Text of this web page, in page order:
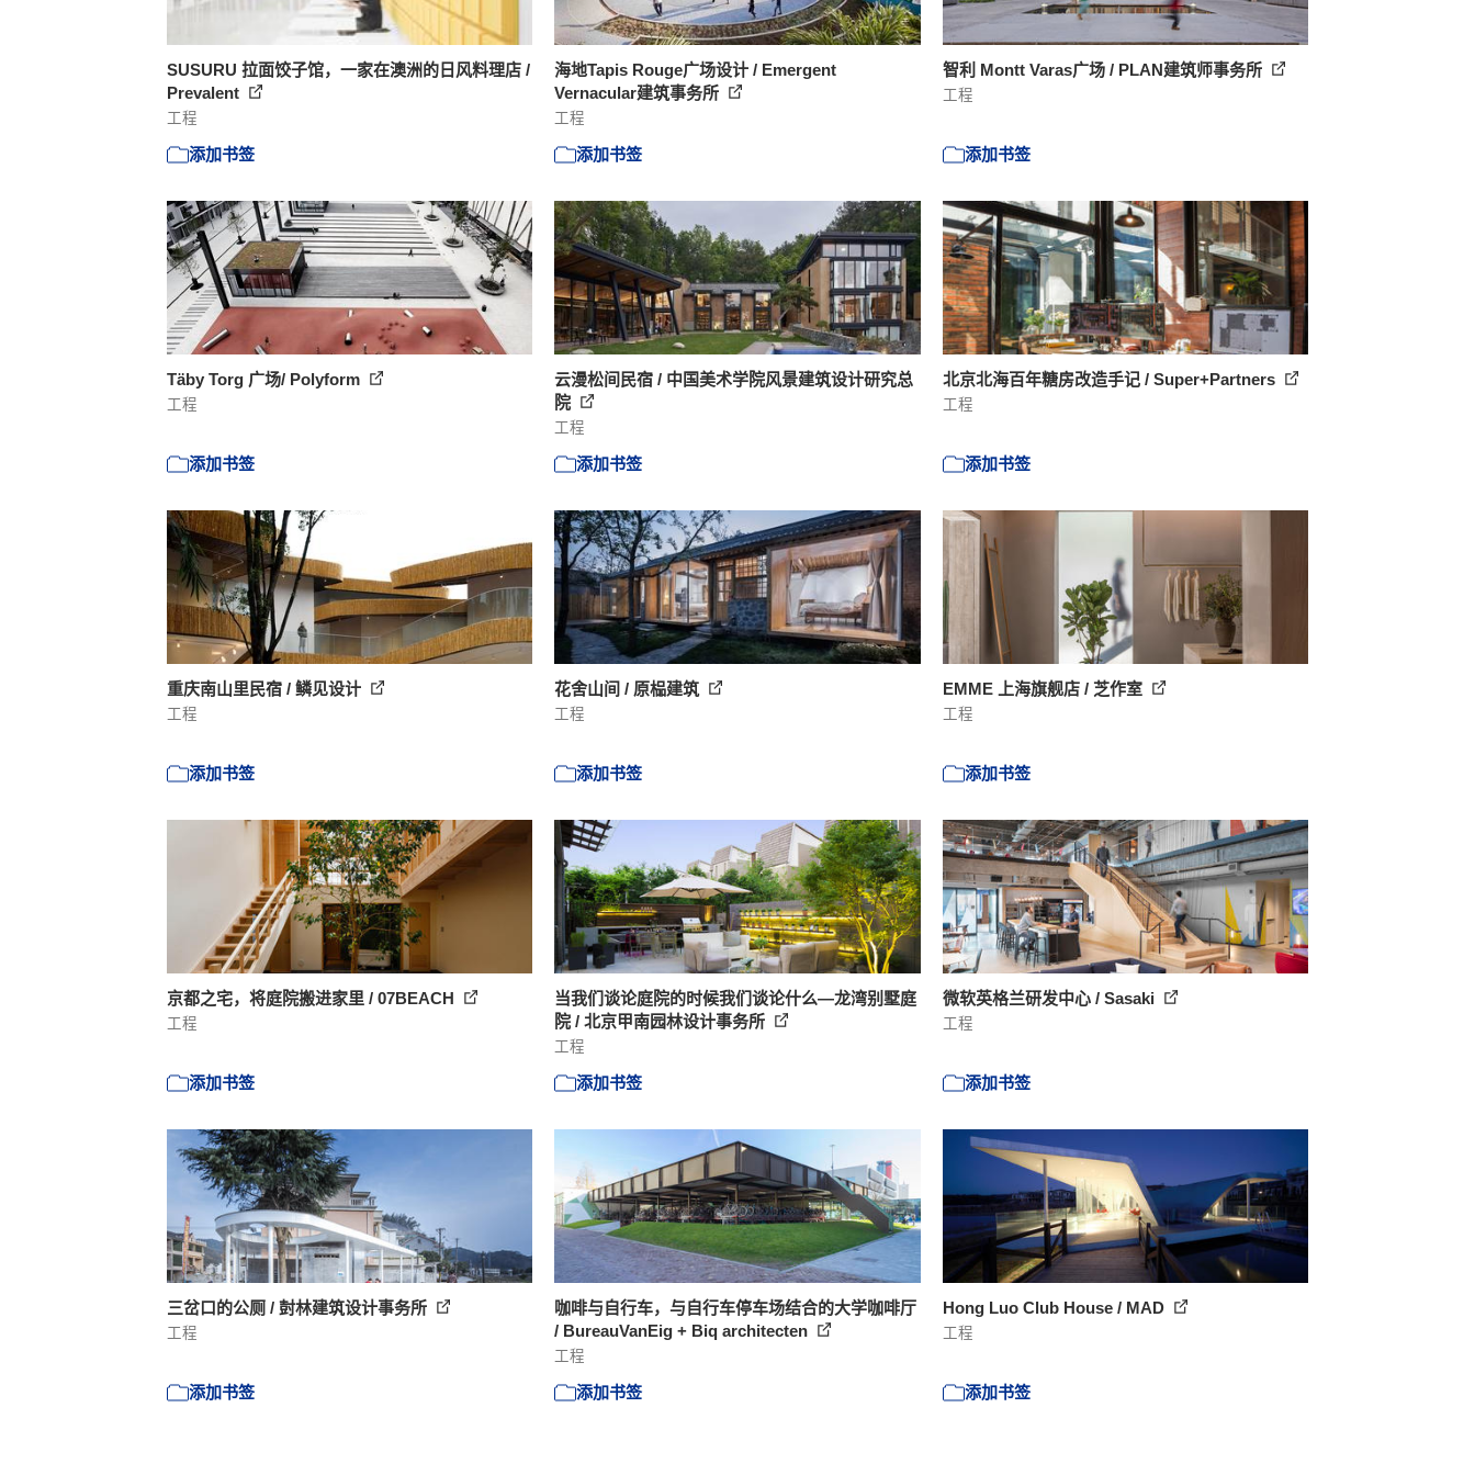
SUSURU 拉面饺子馆，一家在澳洲的日风料理店 /
Prevalent
工程
添加书签
海地Tapis Rouge广场设计 / Emergent
Vernacular建筑事务所
工程
添加书签
智利 Montt Varas广场 / PLAN建筑师事务所
工程
添加书签
Täby Torg 广场/ Polyform
工程
添加书签
云漫松间民宿 / 中国美术学院风景建筑设计研究总
院
工程
添加书签
北京北海百年糖房改造手记 / Super+Partners
工程
添加书签
重庆南山里民宿 / 鳞见设计
工程
添加书签
花舍山间 / 原榀建筑
工程
添加书签
EMME 上海旗舰店 / 芝作室
工程
添加书签
京都之宅，将庭院搬进家里 / 07BEACH
工程
添加书签
当我们谈论庭院的时候我们谈论什么—龙湾别墅庭
院 / 北京甲南园林设计事务所
工程
添加书签
微软英格兰研发中心 / Sasaki
工程
添加书签
三岔口的公厕 / 尌林建筑设计事务所
工程
添加书签
咖啡与自行车，与自行车停车场结合的大学咖啡厅
/ BureauVanEig + Biq architecten
工程
添加书签
Hong Luo Club House / MAD
工程
添加书签